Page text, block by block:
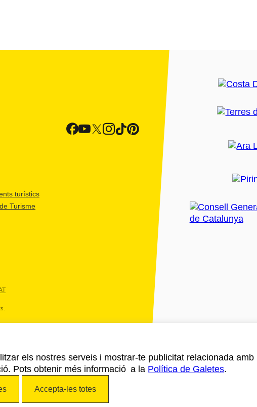
turístics
Turisme
els nostres serveis i mostrar-te publicitat relacionada
Pots obtenir més informació a la Política de Galetes.
Accepta-les totes